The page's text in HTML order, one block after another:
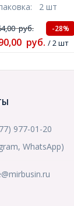
20-
Отверстие
2 шт
руб. -28%
руб. / 2 шт
977-01-20
WhatsApp)